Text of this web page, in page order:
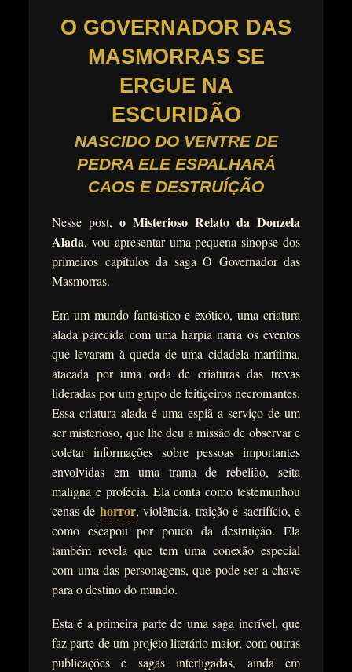
O GOVERNADOR DAS
MASMORRAS SE
ERGUE NA
ESCURIDÃO
NASCIDO DO VENTRE DE
PEDRA ELE ESPALHARÁ
CAOS E DESTRUÍÇÃO
Nesse post, o Misterioso Relato da Donzela
Alada, vou apresentar uma pequena sinopse dos
primeiros capítulos da saga O Governador das
Masmorras.
Em um mundo fantástico e exótico, uma criatura
alada parecida com uma harpia narra os eventos
que levaram à queda de uma cidadela marítima,
atacada por uma orda de criaturas das trevas
lideradas por um grupo de feitiçeiros necromantes.
Essa criatura alada é uma espiã a serviço de um
ser misterioso, que lhe deu a missão de observar e
coletar informações sobre pessoas importantes
envolvidas em uma trama de rebelião, seita
maligna e profecia. Ela conta como testemunhou
cenas de horror, violência, traição e sacrifício, e
como escapou por pouco da destruição. Ela
também revela que tem uma conexão especial
com uma das personagens, que pode ser a chave
para o destino do mundo.
Esta é a primeira parte de uma saga incrível, que
faz parte de um projeto literário maior, com outras
publicações e sagas interligadas, ainda em